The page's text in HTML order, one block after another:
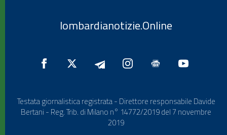
lombardianotizie.Online
Testata giornalistica registrata - Direttore responsabile Davide
Bertani - Reg. Trib. di Milano n° 14772/2019 del 7 novembre
2019